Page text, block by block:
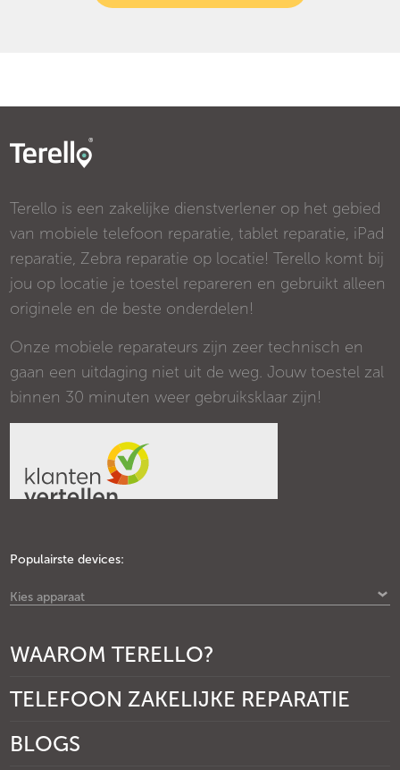
Terello is een zakelijke dienstverlener op het gebied
van mobiele telefoon reparatie, tablet reparatie, iPad
reparatie, Zebra reparatie op locatie! Terello komt bij
jou op locatie je toestel repareren en gebruikt alleen
originele en de beste onderdelen!
Onze mobiele reparateurs zijn zeer technisch en
gaan een uitdaging niet uit de weg. Jouw toestel zal
binnen 30 minuten weer gebruiksklaar zijn!
Populairste devices:
Kies apparaat
WAAROM TERELLO?
TELEFOON ZAKELIJKE REPARATIE
BLOGS